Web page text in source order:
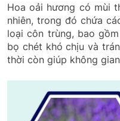
Hoa oải hương có mùi
nhiên, trong đó chứa
loại côn trùng, bao
bọ chét khó chịu và
thời còn giúp không